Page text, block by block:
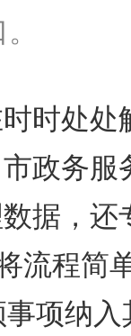
时处处
政务服
据，还
流程简
项纳入